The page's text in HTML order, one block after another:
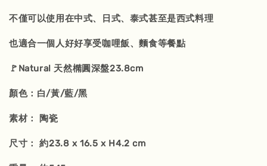
不僅可以使用在中式、日式、泰式甚至是西式料理
也適合一個人好好享受咖哩飯、麵食等餐點
🚩Natural 天然橢圓深盤23.8cm
顏色：白/黃/藍/黑
素材： 陶瓷
尺寸： 約23.8 x 16.5 x H4.2 cm